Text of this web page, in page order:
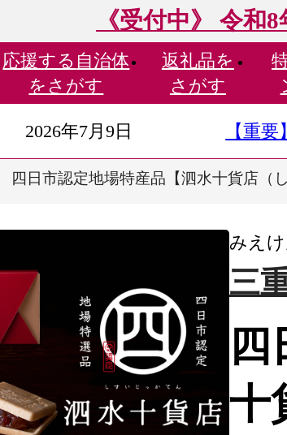
《受付中》 令和
応援する 自治体
をさがす
返礼品を
さがす
2026年7月9日 【重
四日市認定地場特産品【泗水十貨店（
みえ
三
十